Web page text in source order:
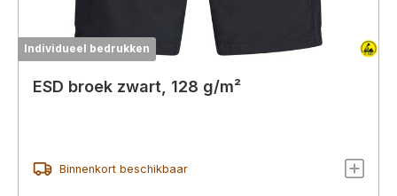
Individueel bedrukken
ESD broek zwart, 128 g/m²
Binnenkort beschikbaar